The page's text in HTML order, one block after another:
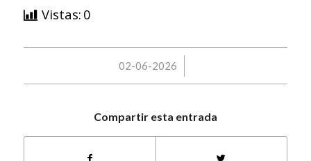
Vistas: 0
02-06-2026
/
Compartir esta entrada